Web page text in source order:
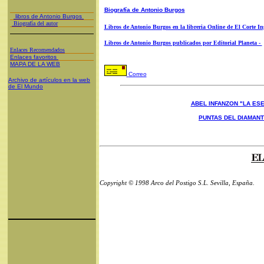
libros de Antonio Burgos
Biografía del autor
Enlaces Recomendados
Enlaces favoritos
MAPA DE LA WEB
Archivo de artículos en la web
de El Mundo
Biografía de Antonio Burgos
Libros de Antonio Burgos en la libreria Online de El Corte
Libros de Antonio Burgos publicados por Editorial Planeta -
Correo
ABEL INFANZON "LA
PUNTAS DEL
Copyright © 1998 Arco del Postigo S.L. Sevilla, España.